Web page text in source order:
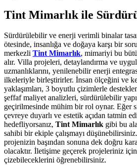
Tint Mimarlık ile
Sürdürülebilir ve enerji verimli binalar
ötesinde, insanlığa ve doğaya karşı bir
merkezli Tint Mimarlık, mimariyi bu
alır. Villa projeleri, detaylandırma ve
uzmanlıklarını, yenilenebilir enerji
ilkeleriyle birleştirirler. İnsan ölçeğini ve
yaklaşımları, 3 boyutlu çizimlerle
şeffaf maliyet analizleri, sürdürülebilir
geçirilmesinde mühim bir rol oynar. Eğer
çevreye duyarlı ve estetik açıdan tatmin
hedefliyorsanız, Tint Mimarlık gibi bu
sahibi bir ekiple çalışmayı
projenizin başından sonuna dek doğru
olacaktır. İletişime geçerek projeleriniz
çizebileceklerini öğrenebilirsiniz.